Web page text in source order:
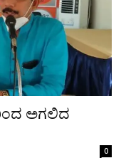
ಅಗಲಿದ
0